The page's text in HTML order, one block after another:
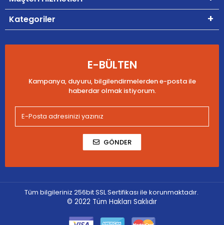
Kategoriler
E-BÜLTEN
Kampanya, duyuru, bilgilendirmelerden e-posta ile
haberdar olmak istiyorum.
GÖNDER
Tüm bilgileriniz 256bit SSL Sertifikası ile korunmaktadır.
© 2022 Tüm Hakları Saklıdır